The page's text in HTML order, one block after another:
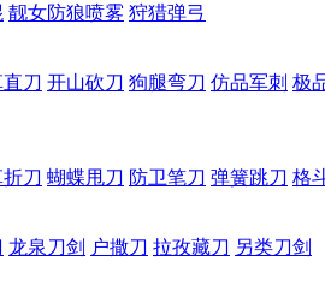
靓女防狼喷雾 狩猎弹弓
刀 开山砍刀 狗腿弯刀 仿品军刺 极
刀 蝴蝶甩刀 防卫笔刀 弹簧跳刀 格
龙泉刀剑 户撒刀 拉孜藏刀 另类刀剑